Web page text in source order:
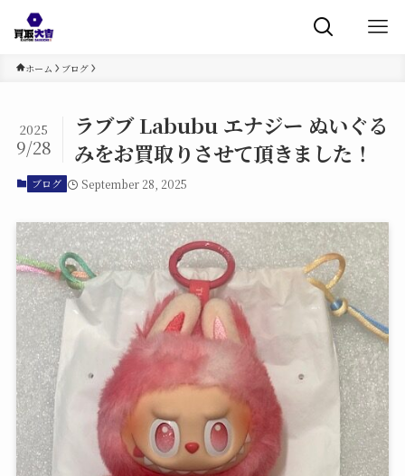
ホーム ブログ
ラブブ Labubu エナジー ぬいぐる
みをお買取りさせて頂きました！
2025
9/28
ブログ September 28, 2025